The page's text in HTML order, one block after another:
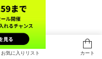
お気に入りリスト カート
￥9,460